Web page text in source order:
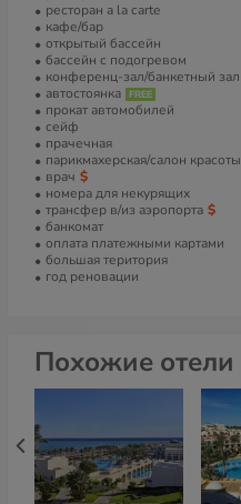
ресторан a la carte
кафе/бар
открытый бассейн
бассейн с подогревом
конференц-зал/банкетный зал
автостоянка
прокат автомобилей
сейф
прачечная
парикмахерская/салон красоты
врач
номера для некурящих
трансфер в/из аэропорта
банкомат
оплата платежными картами
большая територия
год реновации
Похожие отели